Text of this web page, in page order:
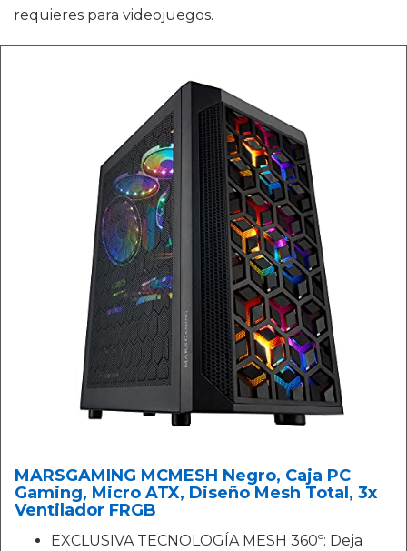
requieres para videojuegos.
MARSGAMING MCMESH Negro, Caja PC
Gaming, Micro ATX, Diseño Mesh Total, 3x
Ventilador FRGB
EXCLUSIVA TECNOLOGÍA MESH 360º: Deja